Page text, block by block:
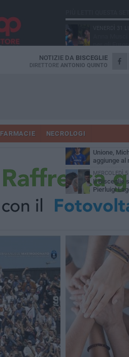
NOTIZIE DA BISCEGLIE
DIRETTORE ANTONIO QUINTO
FARMACIE NECROLOGI
per gli
LUNEDÌ 3
Simone
Unione, in
SABATO 1
Unione,
aggiunge al
MERCOLEDÌ
Il Bisceglie
Pierluigi